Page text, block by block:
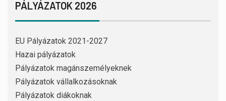
PÁLYÁZATOK 2026
EU Pályázatok 2021-2027
Hazai pályázatok
Pályázatok magánszemélyeknek
Pályázatok vállalkozásoknak
Pályázatok diákoknak